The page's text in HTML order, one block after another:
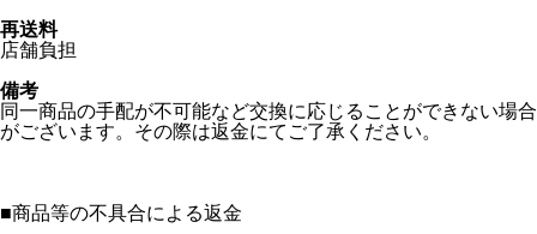
再送料
店舗負担
備考
同一商品の手配が不可能など交換に応じることができない場合
がございます。その際は返金にてご了承ください。
■商品等の不具合による返金